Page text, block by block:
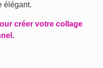
élégant.
créer votre collage